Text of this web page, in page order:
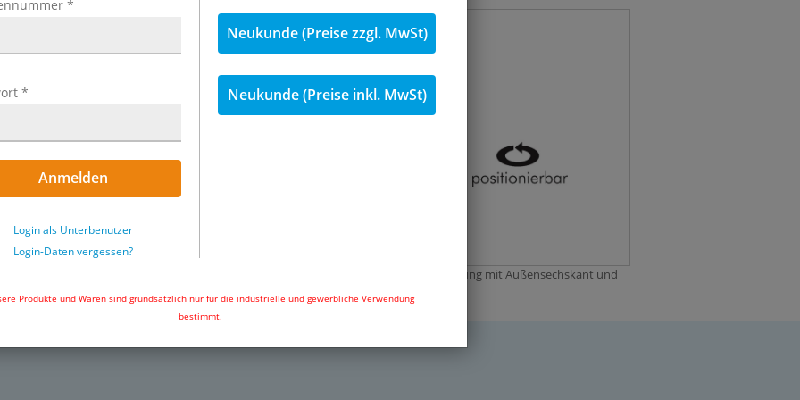
*
*
Anmelden
Login als Unterbenutzer
Login-Daten vergessen?
Neukunde (Preise zzgl. MwSt)
Neukunde (Preise inkl. MwSt)
Produkte und Waren sind grundsätzlich nur für die industrielle und gewerbliche Verwendung
bestimmt.
Exemplarische Darstellung: L-Steckverschraubung mit Außensechskant und
Stahl vernickelt / PA66),
Edelstahl, Patrone:
ausschließlich silikonfreie
Wasser (Wasser bis
durch uns